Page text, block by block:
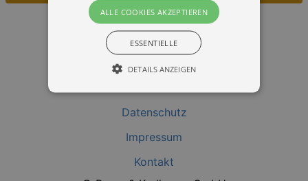
Datenschutz
Impressum
Kontakt
ALLE COOKIES AKZEPTIEREN
ESSENTIELLE
DETAILS ANZEIGEN
Essentielle Cookies werden für die
grundlegenden Funktionen unserer Webseite
gebraucht. Zum Beispiel für das Login in Ihren